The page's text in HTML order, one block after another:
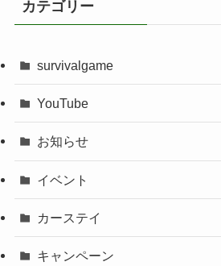
カテゴリー
survivalgame
YouTube
お知らせ
イベント
カーステイ
キャンペーン